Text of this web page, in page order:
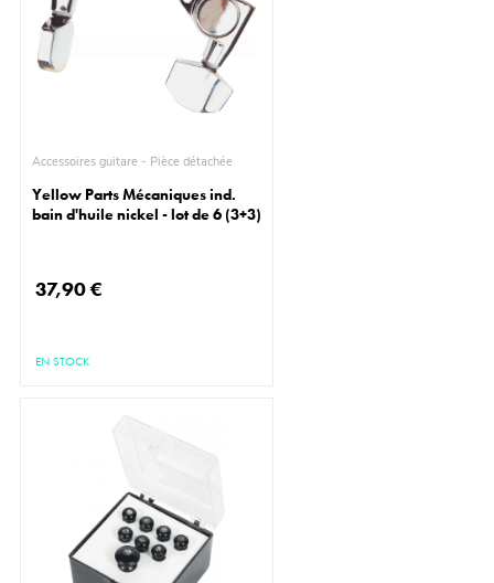
Accessoires guitare - Pièce détachée
Yellow Parts Mécaniques ind.
bain d'huile nickel - lot de 6 (3+3)
37,90 €
EN STOCK